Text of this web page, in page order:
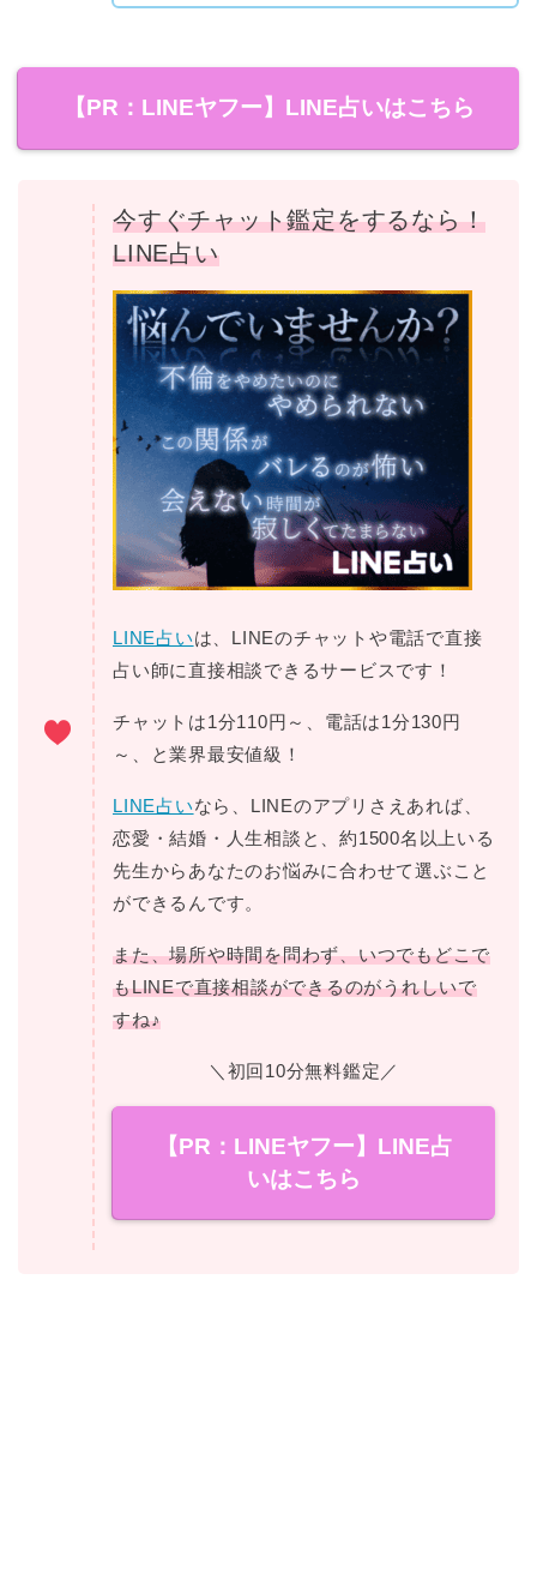
【PR：LINEヤフー】LINE占いはこちら
今すぐチャット鑑定をするなら！
LINE占い
LINE占いは、LINEのチャットや電話で直接
占い師に直接相談できるサービスです！
チャットは1分110円～、電話は1分130円
～、と業界最安値級！
LINE占いなら、LINEのアプリさえあれば、
恋愛・結婚・人生相談と、約1500名以上いる
先生からあなたのお悩みに合わせて選ぶこと
ができるんです。
また、場所や時間を問わず、いつでもどこで
もLINEで直接相談ができるのがうれしいで
すね♪
＼初回10分無料鑑定／
【PR：LINEヤフー】LINE占
いはこちら